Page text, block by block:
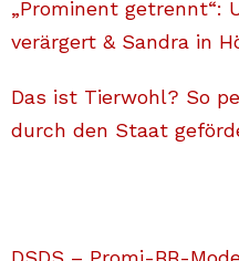
„Prominent getrennt“:
verärgert & Sandra in
Das ist Tierwohl? So
durch den Staat